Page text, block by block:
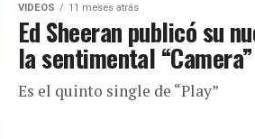
VIDEOS 11 meses atrás
Ed Sheeran publicó su
la sentimental “Camera”
Es el quinto single de “Play”